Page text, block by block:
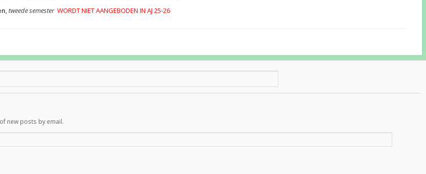
,tweede semester WORDT NIET AANGEBODEN IN AJ 25-26
new posts by email.